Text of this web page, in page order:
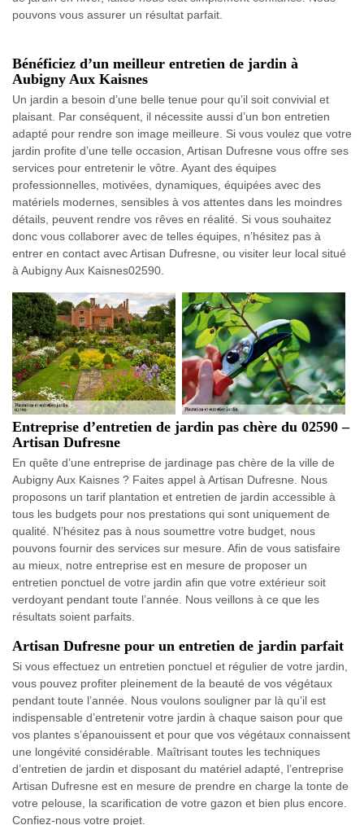
pouvons vous assurer un résultat parfait.
Bénéficiez d’un meilleur entretien de jardin à
Aubigny Aux Kaisnes
Un jardin a besoin d’une belle tenue pour qu’il soit convivial et
plaisant. Par conséquent, il nécessite aussi d’un bon entretien
adapté pour rendre son image meilleure. Si vous voulez que votre
jardin profite d’une telle occasion, Artisan Dufresne vous offre ses
services pour entretenir le vôtre. Ayant des équipes
professionnelles, motivées, dynamiques, équipées avec des
matériels modernes, sensibles à vos attentes dans les moindres
détails, peuvent rendre vos rêves en réalité. Si vous souhaitez
donc vous collaborer avec de telles équipes, n’hésitez pas à
entrer en contact avec Artisan Dufresne, ou visiter leur local situé
à Aubigny Aux Kaisnes02590.
Entreprise d’entretien de jardin pas chère du 02590 –
Artisan Dufresne
En quête d’une entreprise de jardinage pas chère de la ville de
Aubigny Aux Kaisnes ? Faites appel à Artisan Dufresne. Nous
proposons un tarif plantation et entretien de jardin accessible à
tous les budgets pour nos prestations qui sont uniquement de
qualité. N’hésitez pas à nous soumettre votre budget, nous
pouvons fournir des services sur mesure. Afin de vous satisfaire
au mieux, notre entreprise est en mesure de proposer un
entretien ponctuel de votre jardin afin que votre extérieur soit
verdoyant pendant toute l’année. Nous veillons à ce que les
résultats soient parfaits.
Artisan Dufresne pour un entretien de jardin parfait
Si vous effectuez un entretien ponctuel et régulier de votre jardin,
vous pouvez profiter pleinement de la beauté de vos végétaux
pendant toute l’année. Nous voulons souligner par là qu’il est
indispensable d’entretenir votre jardin à chaque saison pour que
vos plantes s’épanouissent et pour que vos végétaux connaissent
une longévité considérable. Maîtrisant toutes les techniques
d’entretien de jardin et disposant du matériel adapté, l’entreprise
Artisan Dufresne est en mesure de prendre en charge la tonte de
votre pelouse, la scarification de votre gazon et bien plus encore.
Confiez-nous votre projet.